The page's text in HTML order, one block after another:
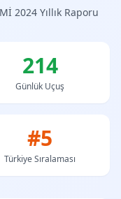
2024 Yıllık Raporu
214
Günlük Uçuş
#5
Türkiye Sıralaması